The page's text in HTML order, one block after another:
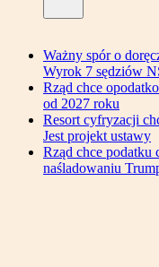
Ważny spór o
Wyrok 7 sędziów
Rząd chce
od 2027 roku
Resort cyfryzacji
Jest projekt ustawy
Rząd chce
naśladowaniu